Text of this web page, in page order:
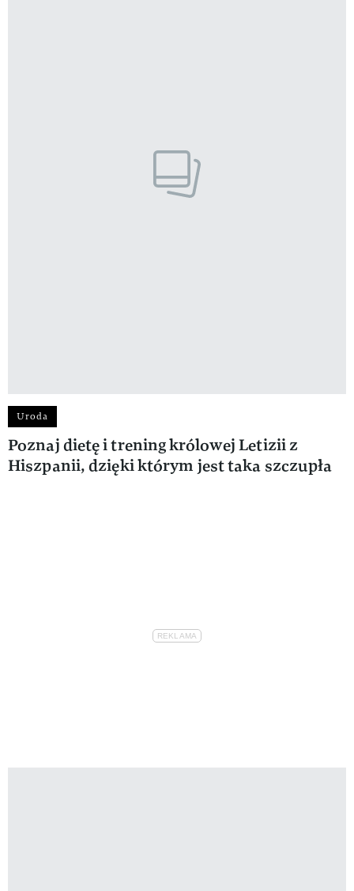
Uroda
Poznaj dietę i trening królowej Letizii z
Hiszpanii, dzięki którym jest taka szczupła